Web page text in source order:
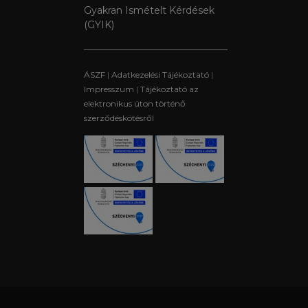
Gyakran Ismételt Kérdések
(GYIK)
ÁSZF| Adatkezelési Tájékoztató |
Impresszum | Tájékoztató az
elektronikus úton történő
szerződéskötésről